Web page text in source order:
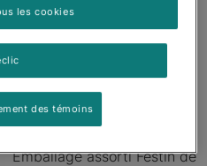
Emballage assorti Festin de
les cookies
des témoins